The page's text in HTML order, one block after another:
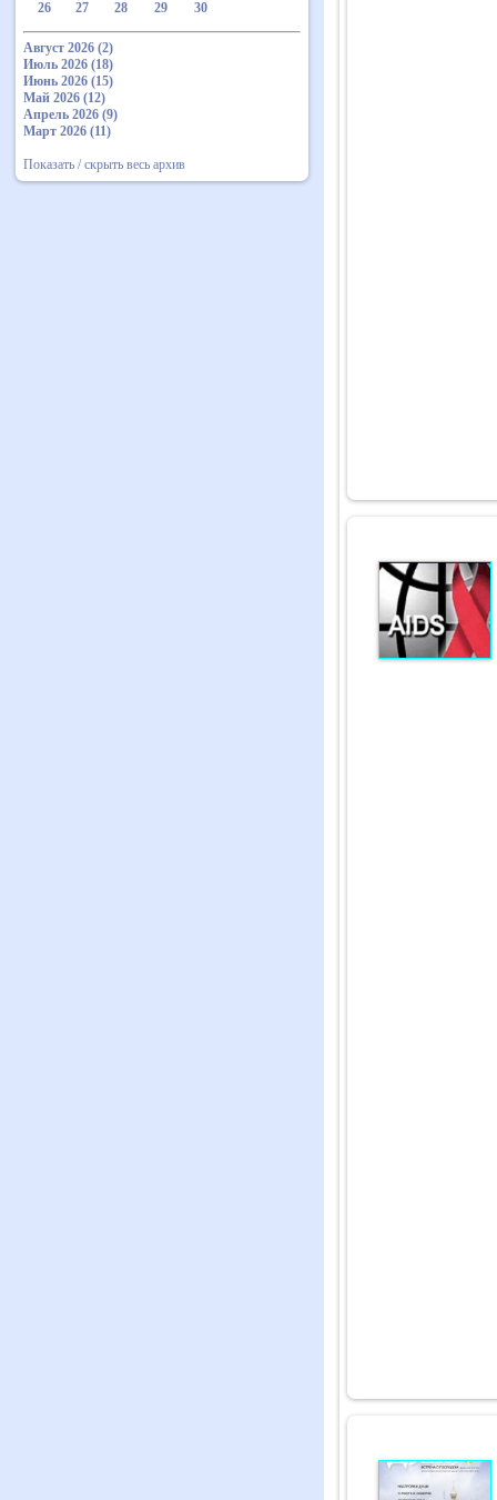
26
27 28 29 30
Август 2026 (2)
Июль 2026 (18)
Июнь 2026 (15)
Май 2026 (12)
Апрель 2026 (9)
Март 2026 (11)
Показать / скрыть весь архив